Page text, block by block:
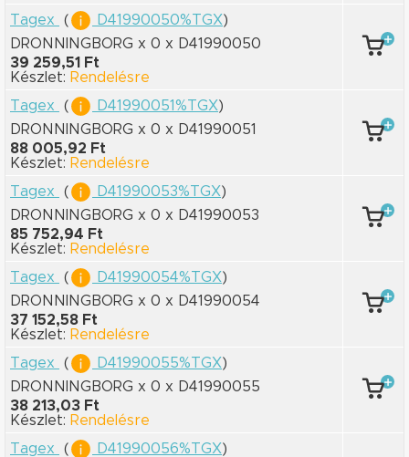
Tagex
( D41990050%TGX)
DRONNINGBORG x 0 x D41990050
39 259,51 Ft
Készlet: Rendelésre
Tagex
( D41990051%TGX)
DRONNINGBORG x 0 x D41990051
88 005,92 Ft
Készlet: Rendelésre
Tagex
( D41990053%TGX)
DRONNINGBORG x 0 x D41990053
85 752,94 Ft
Készlet: Rendelésre
Tagex
( D41990054%TGX)
DRONNINGBORG x 0 x D41990054
37 152,58 Ft
Készlet: Rendelésre
Tagex
( D41990055%TGX)
DRONNINGBORG x 0 x D41990055
38 213,03 Ft
Készlet: Rendelésre
Tagex
( D41990056%TGX)